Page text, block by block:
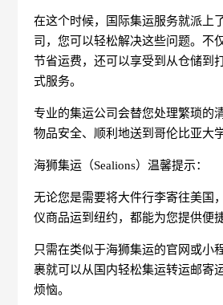
在这个时候，国际集运服务就派上
司，您可以轻松解决这些问题。不
节省运费，还可以享受到从仓储到
式服务。
专业的集运公司会替您处理繁琐的
物品安全、顺利地送到哥伦比亚大
海狮集运（Sealions）温馨提示：
无论您是需要将大件行李寄往美国
仪商品运到纽约，都能为您提供便
只需在类似于海狮集运的官网或小
裹就可以从国内轻松集运转运邮寄
烦恼。